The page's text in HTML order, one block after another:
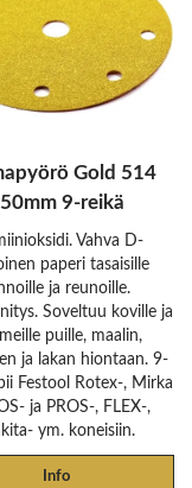
Gold 514
9-reikä
Vahva D-
paperi tasaisille
ja reunoille.
Soveltuu koville ja
puille, maalin,
ja lakan hiontaan. 9-
Festool Rotex-, Mirka
ja PROS-, FLEX-,
ym. koneisiin.
Info